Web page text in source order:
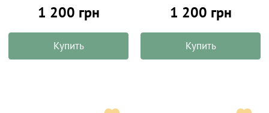
1 200 грн
Купить
1 200 грн
Купить